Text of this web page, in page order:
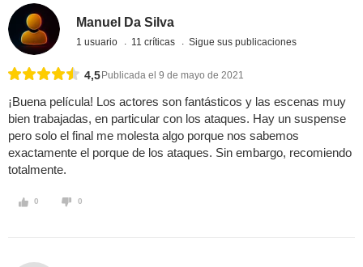
Manuel Da Silva
1 usuario 11 críticas Sigue sus publicaciones
4,5 Publicada el 9 de mayo de 2021
¡Buena película! Los actores son fantásticos y las escenas muy
bien trabajadas, en particular con los ataques. Hay un suspense
pero solo el final me molesta algo porque nos sabemos
exactamente el porque de los ataques. Sin embargo, recomiendo
totalmente.
0 0